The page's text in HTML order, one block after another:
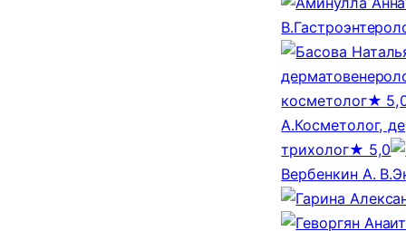
В.
косметолог★
А.Косметолог,
трихолог★ 5,0
Вербенкин А. В.